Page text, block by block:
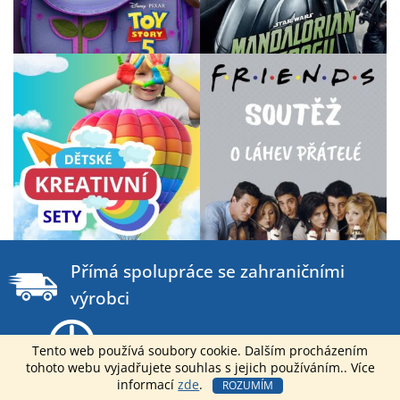
Tento web používá soubory cookie. Dalším procházením
tohoto webu vyjadřujete souhlas s jejich používáním.. Více
informacízde. ROZUMÍM
p
Přímá spolupráce se zahraničními
výrobci
Dodání do 2 dnů od objednání
Můžeme nabídnout nejlepší B2B ceny na